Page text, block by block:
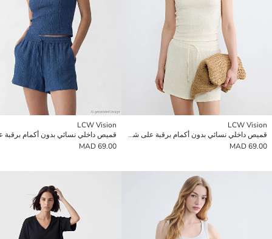
LCW Vision
قميص داخلي نسائي بدون أكمام برقبة على شكل U وبحمالات وبقماش منقوش
69.00 MAD
LCW Vision
69.00 MAD